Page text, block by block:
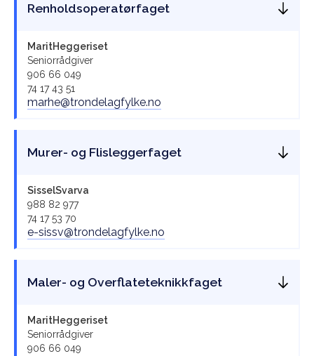
Renholdsoperatørfaget
MaritHeggeriset
Seniorrådgiver
906 66 049
74 17 43 51
marhe@trondelagfylke.no
Murer- og Flisleggerfaget
SisselSvarva
988 82 977
74 17 53 70
e-sissv@trondelagfylke.no
Maler- og Overflateteknikkfaget
MaritHeggeriset
Seniorrådgiver
906 66 049